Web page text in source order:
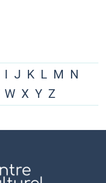
I J K L M N
W X Y Z